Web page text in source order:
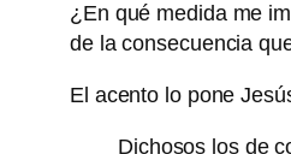
¿En qué medida me
de la consecuencia
El acento lo pone
Dichosos los de